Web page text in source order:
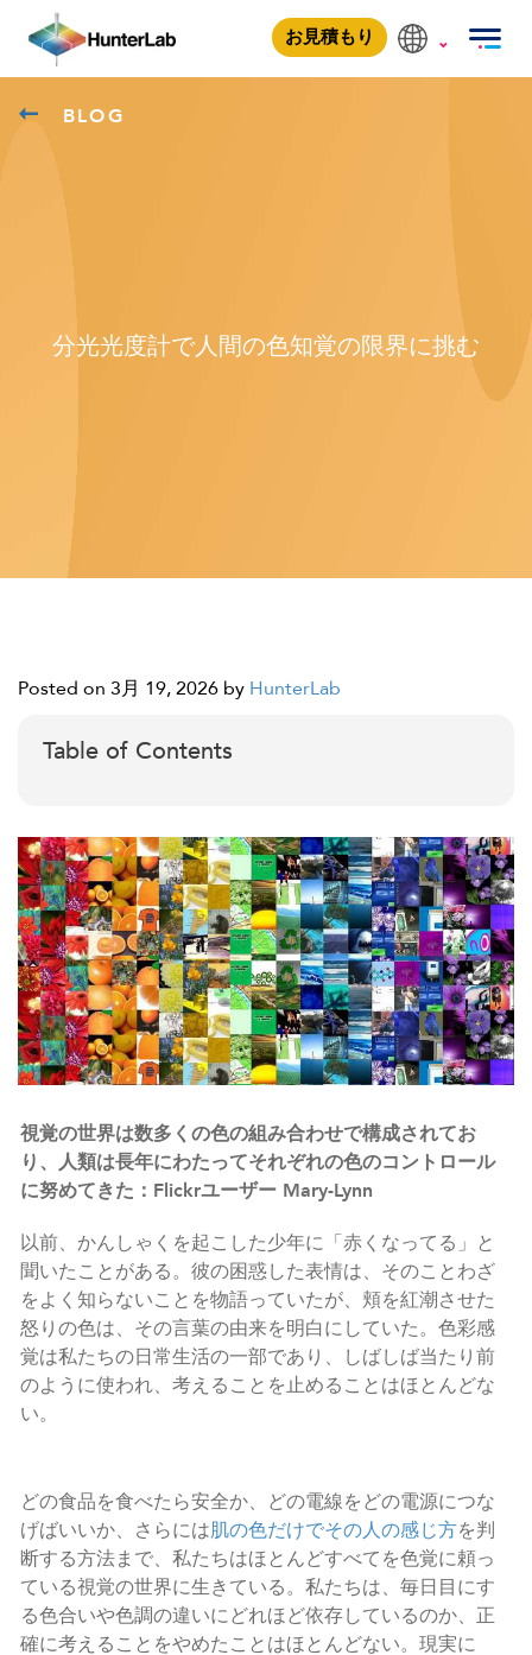
お見積もり
BLOG
分光光度計で人間の色知覚の限界に挑む
Posted on 3月 19, 2026 by HunterLab
Table of Contents
視覚の世界は数多くの色の組み合わせで構成されてお
り、人類は長年にわたってそれぞれの色のコントロール
に努めてきた：Flickrユーザー Mary-Lynn
以前、かんしゃくを起こした少年に「赤くなってる」と
聞いたことがある。彼の困惑した表情は、そのことわざ
をよく知らないことを物語っていたが、頬を紅潮させた
怒りの色は、その言葉の由来を明白にしていた。色彩感
覚は私たちの日常生活の一部であり、しばしば当たり前
のように使われ、考えることを止めることはほとんどな
い。
どの食品を食べたら安全か、どの電線をどの電源につな
げばいいか、さらには肌の色だけでその人の感じ方を判
断する方法まで、私たちはほとんどすべてを色覚に頼っ
ている視覚の世界に生きている。私たちは、毎日目にす
る色合いや色調の違いにどれほど依存しているのか、正
確に考えることをやめたことはほとんどない。現実に